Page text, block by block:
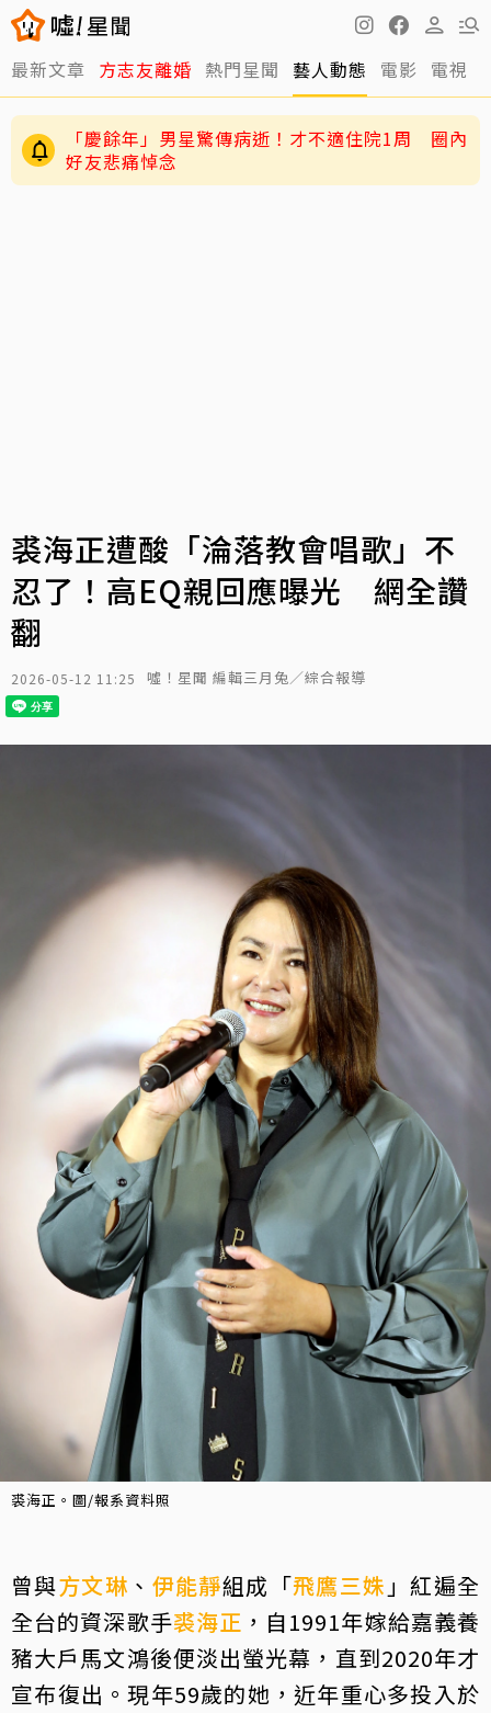
最新文章 方志友離婚 熱門星聞 藝人動態 電影 電視
「慶餘年」男星驚傳病逝！才不適住院1周 圈內
好友悲痛悼念
裘海正遭酸「淪落教會唱歌」不
忍了！高EQ親回應曝光 網全讚
翻
2026-05-12 11:25 噓！星聞 編輯三月兔／綜合報導
裘海正。圖/報系資料照
曾與方文琳 、 伊能靜組成「飛鷹三姝 」紅遍全
全台的資深歌手裘海正 ，自1991年嫁給嘉義養
豬大戶馬文鴻後便淡出螢光幕，直到2020年才
宣布復出。現年59歲的她，近年重心多投入於